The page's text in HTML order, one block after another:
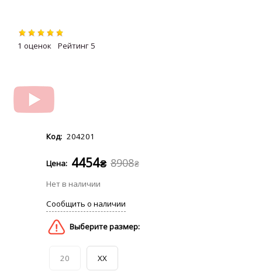
1 5
204201
8908₴
4454₴
20 XX